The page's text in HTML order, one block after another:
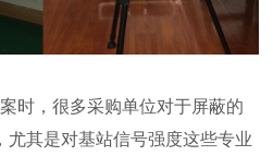
时，很多采购单位对于屏蔽的
尤其是对基站信号强度这些专业